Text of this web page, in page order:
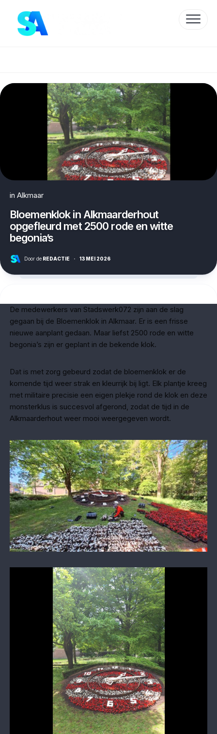
content
in Alkmaar
Bloemenklok in Alkmaarderhout
opgefleurd met 2500 rode en witte
begonia’s
Door de REDACTIE · 13 MEI 2026
De medewerkers van Stadswerk072 zijn aan de slag
gegaan bij de Bloemenklok in Alkmaar. Er is een frisse
nieuwe aanplant gedaan. Maar liefst 2500 rode en witte
begonia’s zijn er geplant in de bekende klok.
Dat is met zorg gebeurd zodat de bloemenklok er de
komende tijd weer strak en kleurrijk bij ligt. Elk plantje kreeg
met militaire precisie een eigen plekje rond de klok en deze
monsterklus is succesvol afgerond, zodat de tijd in de
Alkmaarderhout weer mooi weergegeven wordt.
Protected by WP Anti-Hacker